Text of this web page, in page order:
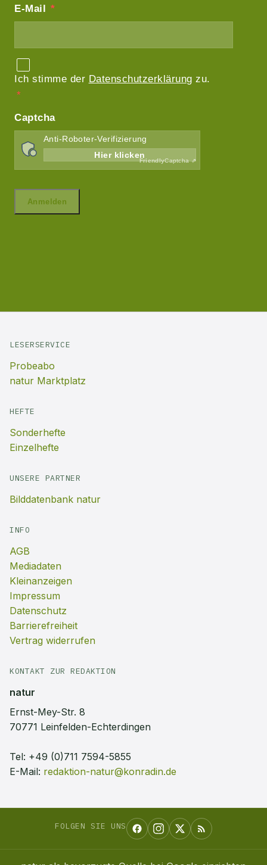
LESERSERVICE
Probeabo
natur Marktplatz
HEFTE
Sonderhefte
Einzelhefte
UNSERE PARTNER
Bilddatenbank natur
INFO
AGB
Mediadaten
Kleinanzeigen
Impressum
Datenschutz
Barrierefreiheit
Vertrag widerrufen
KONTAKT ZUR REDAKTION
natur
Ernst-Mey-Str. 8
70771 Leinfelden-Echterdingen
Tel: +49 (0)711 7594-5855
E-Mail: redaktion-natur@konradin.de
FOLGEN SIE UNS